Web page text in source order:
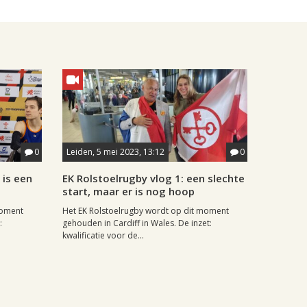
0
een
Leiden, 5 mei 2023, 13:12 0
EK Rolstoelrugby vlog 1: een slechte
start, maar er is nog hoop
Het EK Rolstoelrugby wordt op dit moment
gehouden in Cardiff in Wales. De inzet:
kwalificatie voor de...